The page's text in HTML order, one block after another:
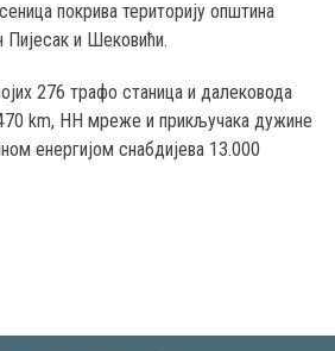
покрива територију општина
Пијесак и Шековићи.
276 трафо станица и далековода
km, НН мреже и прикључака дужине
енергијом снабдијева 13.000